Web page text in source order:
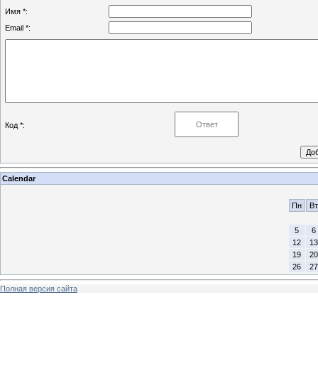
Имя *:
Email *:
Код *:
Calendar
Пн Вт
5
6
12
13
19
20
26
27
Полная версия сайта